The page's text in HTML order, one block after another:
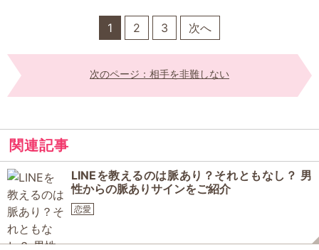
1 2 3 次へ
次のページ：相手を非難しない
関連記事
LINEを教えるのは脈あり？それともなし？ 男
性からの脈ありサインをご紹介
恋愛